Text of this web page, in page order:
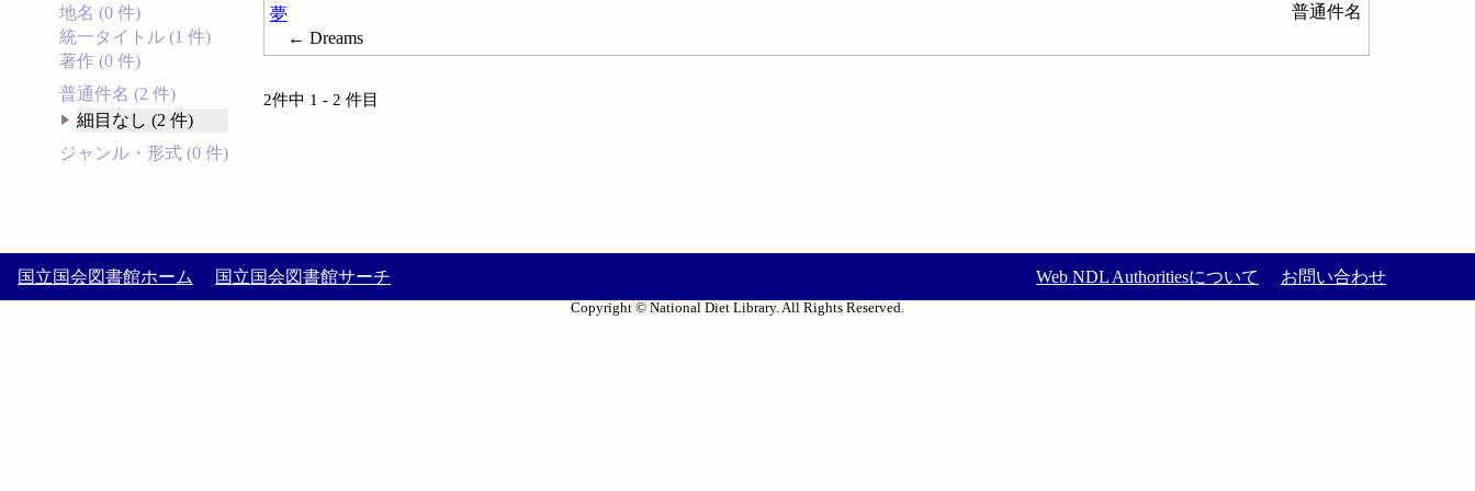
地名 (0 件)
統一タイトル (1 件)
著作 (0 件)
普通件名 (2 件)
細目なし (2 件)
ジャンル・形式 (0 件)
夢
普通件名
← Dreams
2件中 1 - 2 件目
国立国会図書館ホーム 国立国会図書館サーチ Web NDL Authoritiesについて お問い合わせ
Copyright © National Diet Library. All Rights Reserved.